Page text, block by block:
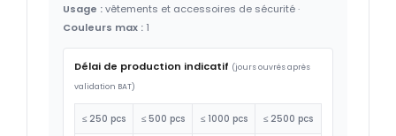
Usage :vêtements et accessoires de sécurité ·
Couleurs max : 1
Délai de production indicatif (jours ouvrés après
validation BAT)
≤ 250 pcs ≤ 500 pcs ≤ 1000 pcs ≤ 2500 pcs